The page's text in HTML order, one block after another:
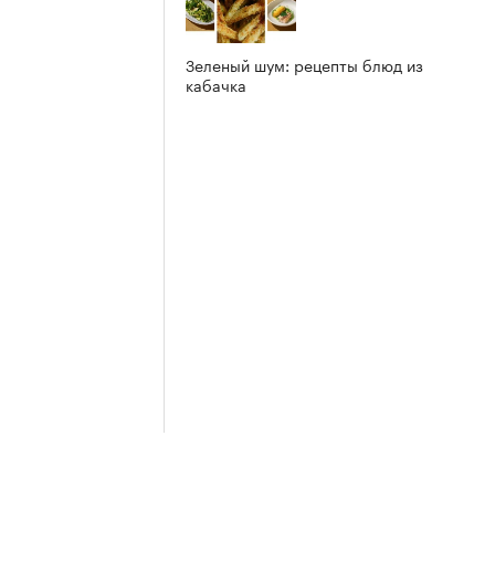
Зеленый шум: рецепты блюд из
кабачка